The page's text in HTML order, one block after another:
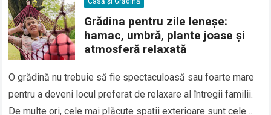
Grădina pentru zile leneșe:
hamac, umbră, plante joase și
atmosferă relaxată
O grădină nu trebuie să fie spectaculoasă sau foarte mare
pentru a deveni locul preferat de relaxare al întregii familii.
De multe ori, cele mai plăcute spații exterioare sunt cele…